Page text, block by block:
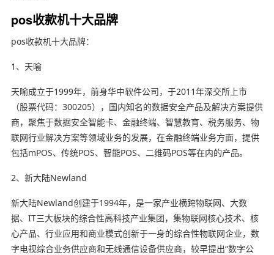
pos收款机十大品牌
pos收款机十大品牌：
1、天喻
天喻成立于1999年，前身华中软件公司，于2011年深交所上市
（股票代码：300205），国内知名的数据安全产品及解决方案提供
商，聚焦于数据安全智能卡、金融终端、智慧教育、税务服务、物
联网行业解决方案等领域业务的发展，在金融终端业务方面，提供
包括mPOS、传统POS、智能POS、二维码POS等在内的产品。
2、新大陆Newland
新大陆Newland创建于1994年，是一家产业横跨物联网、大数
据、IT三大板块的综合性高科技产业集团，集物联网核心技术、核
心产品、行业应用和商业模式创新于一身的综合性物联网企业，数
字电视综合业务供应商和无线通信设备供应商，较早提出“数字公